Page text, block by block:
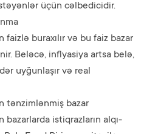
üçün cəlbedicidir.
buraxılır və bu faiz bazar
Beləcə, inflyasiya artsa belə,
uyğunlaşır və real
tənzimlənmiş bazar
istiqrazların alqı-